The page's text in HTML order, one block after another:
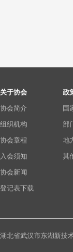
关于协会
协会简介
组织机构
协会章程
入会须知
协会新闻
登记表下载
政
国
部
地
其
湖北省武汉市东湖新技